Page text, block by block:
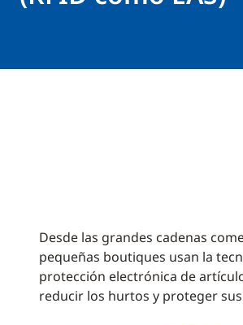
Desde las grandes cadenas
pequeñas boutiques usan la
protección electrónica de
reducir los hurtos y proteger